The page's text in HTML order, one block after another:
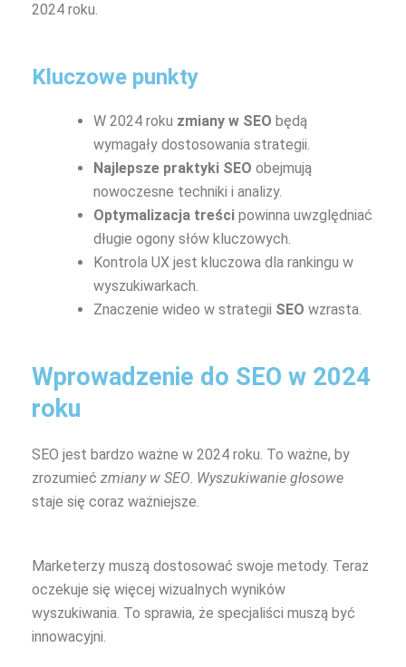
2024 roku.
Kluczowe punkty
W 2024 roku zmiany w SEO będą
wymagały dostosowania strategii.
Najlepsze praktyki SEO obejmują
nowoczesne techniki i analizy.
Optymalizacja treścipowinna uwzględniać
długie ogony słów kluczowych.
Kontrola UX jest kluczowa dla rankingu w
wyszukiwarkach.
Znaczenie wideo w strategii SEO wzrasta.
Wprowadzenie do SEO w 2024
roku
SEO jest bardzo ważne w 2024 roku. To ważne, by
zrozumieć zmiany w SEO Wyszukiwanie głosowe
staje się coraz ważniejsze.
Marketerzy muszą dostosować swoje metody. Teraz
oczekuje się więcej wizualnych wyników
wyszukiwania. To sprawia, że specjaliści muszą być
innowacyjni.